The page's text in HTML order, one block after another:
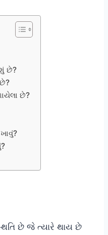
શું છે?
છે?
છે જે ત્યારે થાય છે